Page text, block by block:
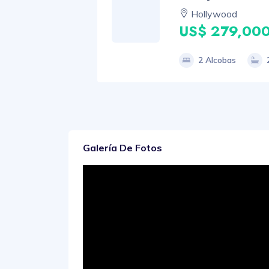
Hollywood
US$
2 Alcobas
Galería De Fotos